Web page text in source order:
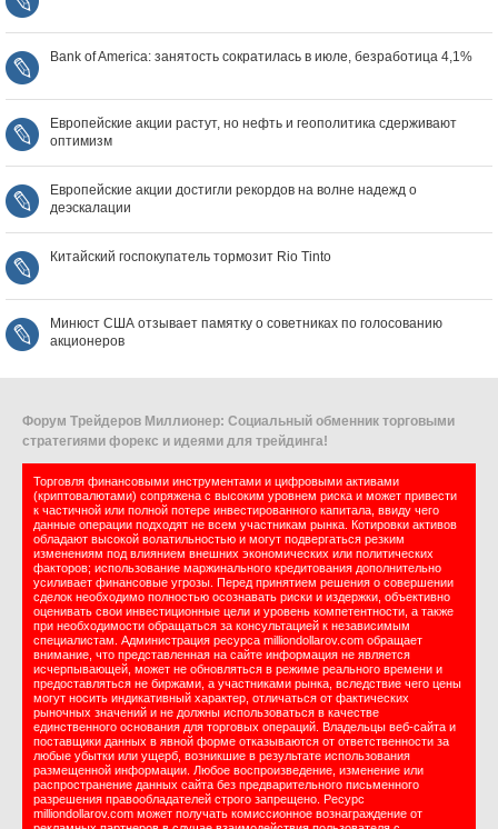
Bank of America: занятость сократилась в июле, безработица 4,1%
Европейские акции растут, но нефть и геополитика сдерживают
оптимизм
Европейские акции достигли рекордов на волне надежд о
деэскалации
Китайский госпокупатель тормозит Rio Tinto
Минюст США отзывает памятку о советниках по голосованию
акционеров
Форум Трейдеров Миллионер: Социальный обменник торговыми
стратегиями форекс и идеями для трейдинга!
Торговля финансовыми инструментами и цифровыми активами
(криптовалютами) сопряжена с высоким уровнем риска и может привести
к частичной или полной потере инвестированного капитала, ввиду чего
данные операции подходят не всем участникам рынка. Котировки активов
обладают высокой волатильностью и могут подвергаться резким
изменениям под влиянием внешних экономических или политических
факторов; использование маржинального кредитования дополнительно
усиливает финансовые угрозы. Перед принятием решения о совершении
сделок необходимо полностью осознавать риски и издержки, объективно
оценивать свои инвестиционные цели и уровень компетентности, а также
при необходимости обращаться за консультацией к независимым
специалистам. Администрация ресурса milliondollarov.com обращает
внимание, что представленная на сайте информация не является
исчерпывающей, может не обновляться в режиме реального времени и
предоставляться не биржами, а участниками рынка, вследствие чего цены
могут носить индикативный характер, отличаться от фактических
рыночных значений и не должны использоваться в качестве
единственного основания для торговых операций. Владельцы веб-сайта и
поставщики данных в явной форме отказываются от ответственности за
любые убытки или ущерб, возникшие в результате использования
размещенной информации. Любое воспроизведение, изменение или
распространение данных сайта без предварительного письменного
разрешения правообладателей строго запрещено. Ресурс
milliondollarov.com может получать комиссионное вознаграждение от